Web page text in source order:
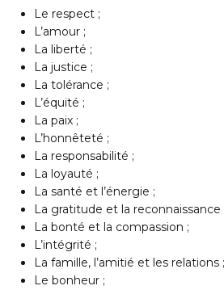
Le respect ;
L’amour ;
La liberté ;
La justice ;
La tolérance ;
L’équité ;
La paix ;
L’honnêteté ;
La responsabilité ;
La loyauté ;
La santé et l’énergie ;
La gratitude et la reconnaissance
La bonté et la compassion ;
L’intégrité ;
La famille, l’amitié et les relations ;
Le bonheur ;